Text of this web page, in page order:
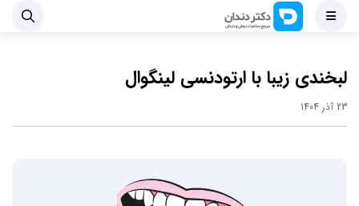
لبخندی زیبا با ارتودنسی لینگوال
23 آذر 1404